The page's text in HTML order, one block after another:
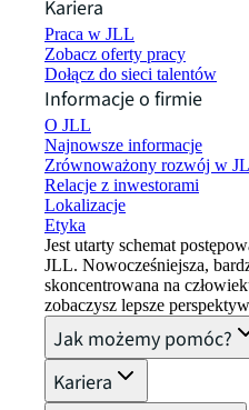
Kariera
Praca w JLL
Zobacz oferty pracy
Dołącz do sieci talentów
Informacje o firmie
O JLL
Najnowsze informacje
Zrównoważony rozwój w
Relacje z inwestorami
Lokalizacje
Etyka
Jest utarty schemat
JLL. Nowocześniejsza,
skoncentrowana na
zobaczysz lepsze
Jak możemy pomóc?
Kariera